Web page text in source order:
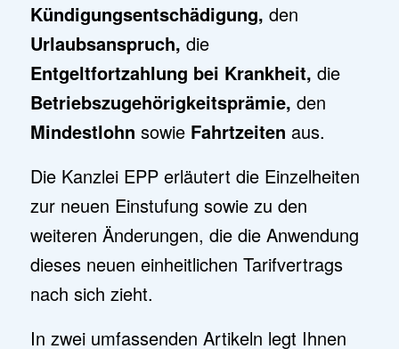
Kündigungsentschädigung, den
Urlaubsanspruch, die
Entgeltfortzahlung bei Krankheit, die
Betriebszugehörigkeitsprämie, den
Mindestlohn sowieFahrtzeiten aus.
Die Kanzlei EPP erläutert die Einzelheiten
zur neuen Einstufung sowie zu den
weiteren Änderungen, die die Anwendung
dieses neuen einheitlichen Tarifvertrags
nach sich zieht.
In zwei umfassenden Artikeln legt Ihnen